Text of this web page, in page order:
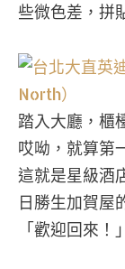
些微色差，拼
踏入大廳，櫃
哎呦，就算第
這就是星級酒
日勝生加賀屋
「歡迎回來！